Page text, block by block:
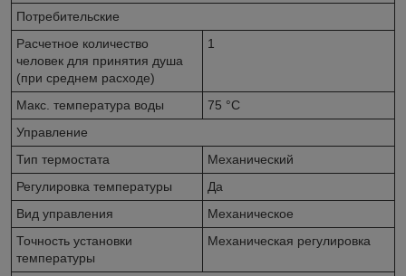
Потребительские
Расчетное количество
человек для принятия душа
(при среднем расходе)
1
Макс. температура воды
75 °С
Управление
Тип термостата
Механический
Регулировка температуры
Да
Вид управления
Механическое
Точность установки
температуры
Механическая регулировка